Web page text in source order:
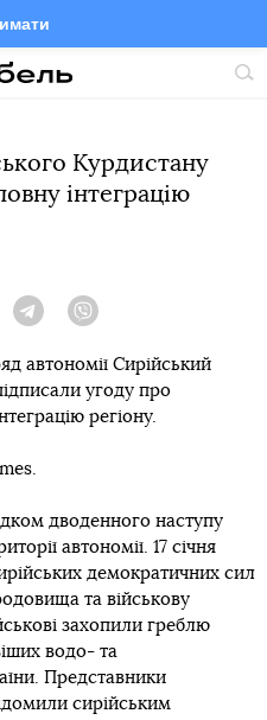
Twitter
Курдистану
інтеграцію
Telegram
автономії Сирійський
угоду про
регіону.
дводенного наступу
автономії. 17 січня
демократичних сил
та військову
захопили греблю
водо- та
Представники
сирійським